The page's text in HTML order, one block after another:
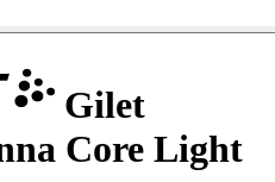
Gilet
Core Light